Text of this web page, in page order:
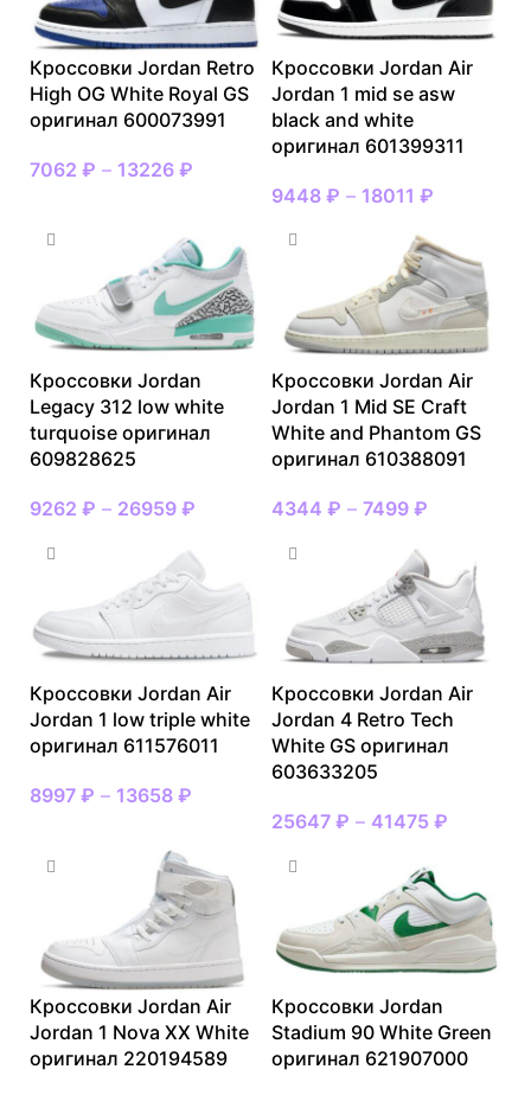
Кроссовки Jordan Retro
High OG White Royal GS
оригинал 600073991
7062 ₽ – 13226 ₽
Кроссовки Jordan Air
Jordan 1 mid se asw
black and white
оригинал 601399311
9448 ₽ – 18011 ₽
Кроссовки Jordan
Legacy 312 low white
turquoise оригинал
609828625
9262 ₽ – 26959 ₽
Кроссовки Jordan Air
Jordan 1 Mid SE Craft
White and Phantom GS
оригинал 610388091
4344 ₽ – 7499 ₽
Кроссовки Jordan Air
Jordan 1 low triple white
оригинал 611576011
8997 ₽ – 13658 ₽
Кроссовки Jordan Air
Jordan 4 Retro Tech
White GS оригинал
603633205
25647 ₽ – 41475 ₽
Кроссовки Jordan Air
Jordan 1 Nova XX White
оригинал 220194589
Кроссовки Jordan
Stadium 90 White Green
оригинал 621907000